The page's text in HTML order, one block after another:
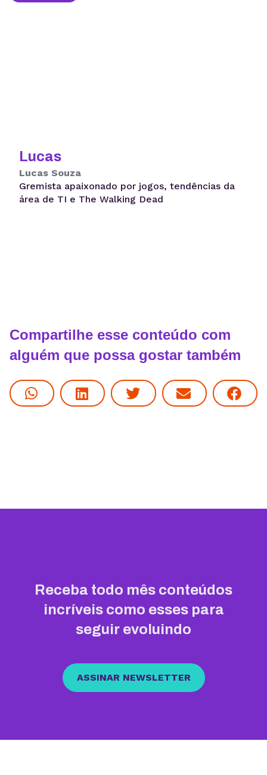
Lucas
Lucas Souza
Gremista apaixonado por jogos, tendências da
área de TI e The Walking Dead
Compartilhe esse conteúdo com
alguém que possa gostar também
Receba todo mês conteúdos
incríveis como esses para
seguir evoluindo
ASSINAR NEWSLETTER